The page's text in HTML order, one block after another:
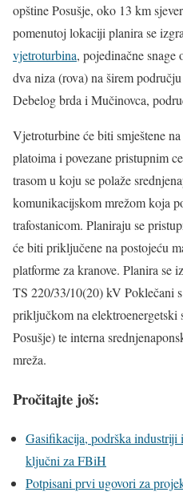
opštine Posušje, oko 13 km
pomenutoj lokaciji planira se
vjetroturbina, pojedinačne
dva niza (rova) na širem
Debelog brda i Mučinovca,
Vjetroturbine će biti smještene
platoima i povezane pristupnim
trasom u koju se polaže
komunikacijskom mrežom koja
trafostanicom. Planiraju se
će biti priključene na postojeću
platforme za kranove. Planira se
TS 220/33/10(20) kV Poklečani
priključkom na
Posušje) te interna
mreža.
Pročitajte još:
Gasifikacija, podrška industriji
ključni za FBiH
Potpisani prvi ugovori za